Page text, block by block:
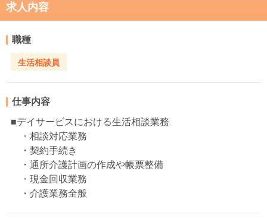
求人内容
職種
生活相談員
仕事内容
■デイサービスにおける生活相談業務
・相談対応業務
・契約手続き
・通所介護計画の作成や帳票整備
・現金回収業務
・介護業務全般